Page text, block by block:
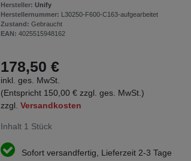
Hersteller: Unify
Herstellernummer: L30250-F600-C163-aufgearbeitet
Zustand: Gebraucht
EAN: 4025515948162
178,50 €
inkl. ges. MwSt.
(Entspricht 150,00 € zzgl. ges. MwSt.)
zzgl. Versandkosten
Inhalt 1 Stück
Sofort versandfertig, Lieferzeit 2-3 Tage